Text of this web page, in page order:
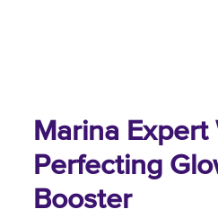
Marina
Perfecting
Booster